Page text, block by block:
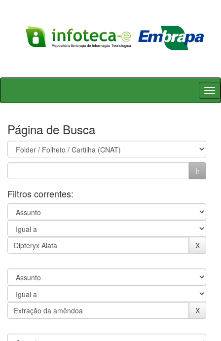
Skip
Página de Busca
Filtros correntes: